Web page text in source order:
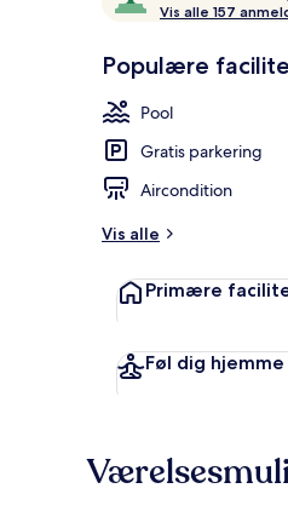
af
Vis alle 157
Populære
Pool
Gratis parkering
Aircondition
Vis alle
Primære
Føl dig hjemme